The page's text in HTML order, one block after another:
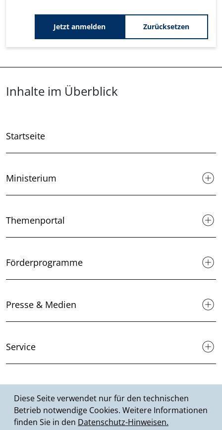
Diese Seite verwendet nur für den technischen
Betrieb notwendige Cookies. Weitere Informationen
finden Sie in den Datenschutz-Hinweisen.
Zurücksetzen
Überblick: Inhalte
Inhalte im Überblick
Startseite
Ministerium
Themenportal
Förderprogramme
Presse & Medien
Service